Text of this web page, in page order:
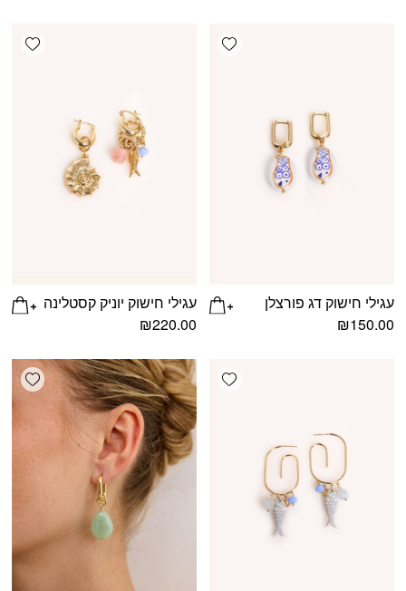
₪102.00.
Add wishlist
עגילי חישוק דג פורצלן
₪150.00
עגילי חישוק יוניק קסטלינה
₪220.00
Add wishlist